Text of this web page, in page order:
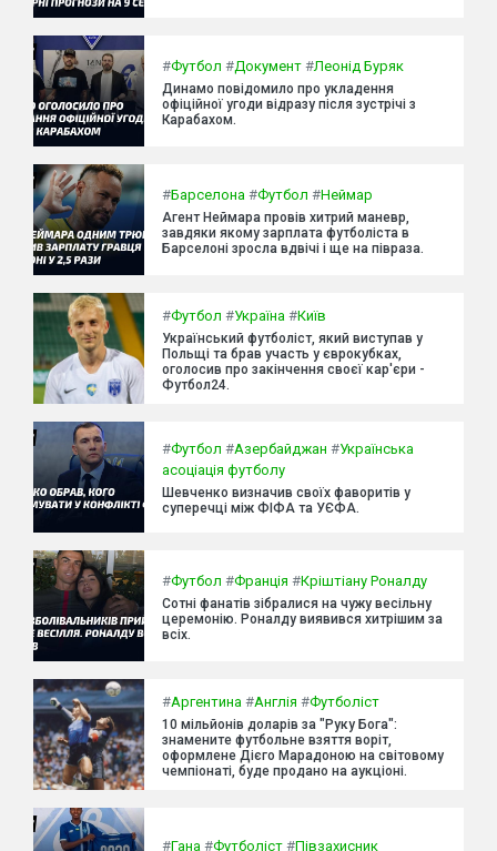
#Футбол #Документ #Леонід Буряк
Динамо повідомило про укладення
офіційної угоди відразу після зустрічі з
Карабахом.
#Барселона #Футбол #Неймар
Агент Неймара провів хитрий маневр,
завдяки якому зарплата футболіста в
Барселоні зросла вдвічі і ще на півраза.
#Футбол #Україна #Київ
Український футболіст, який виступав у
Польщі та брав участь у єврокубках,
оголосив про закінчення своєї кар'єри -
Футбол24.
#Футбол #Азербайджан #Українська
асоціація футболу
Шевченко визначив своїх фаворитів у
суперечці між ФІФА та УЄФА.
#Футбол #Франція #Кріштіану Роналду
Сотні фанатів зібралися на чужу весільну
церемонію. Роналду виявився хитрішим за
всіх.
#Аргентина #Англія #Футболіст
10 мільйонів доларів за "Руку Бога":
знамените футбольне взяття воріт,
оформлене Дієго Марадоною на світовому
чемпіонаті, буде продано на аукціоні.
#Гана #Футболіст #Півзахисник